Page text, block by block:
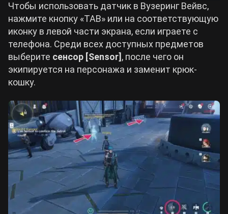
Чтобы использовать датчик в Вузеринг Вейвс,
нажмите кнопку «TAB» или на соответствующую
иконку в левой части экрана, если играете с
телефона. Среди всех доступных предметов
выберите сенсор [Sensor] , после чего он
экипируется на персонажа и заменит крюк-
кошку.